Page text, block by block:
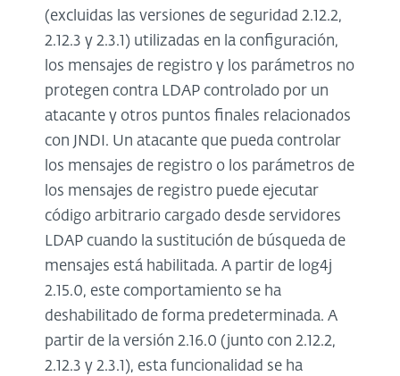
(excluidas las versiones de seguridad 2.12.2,
2.12.3 y 2.3.1) utilizadas en la configuración,
los mensajes de registro y los parámetros no
protegen contra LDAP controlado por un
atacante y otros puntos finales relacionados
con JNDI. Un atacante que pueda controlar
los mensajes de registro o los parámetros de
los mensajes de registro puede ejecutar
código arbitrario cargado desde servidores
LDAP cuando la sustitución de búsqueda de
mensajes está habilitada. A partir de log4j
2.15.0, este comportamiento se ha
deshabilitado de forma predeterminada. A
partir de la versión 2.16.0 (junto con 2.12.2,
2.12.3 y 2.3.1), esta funcionalidad se ha